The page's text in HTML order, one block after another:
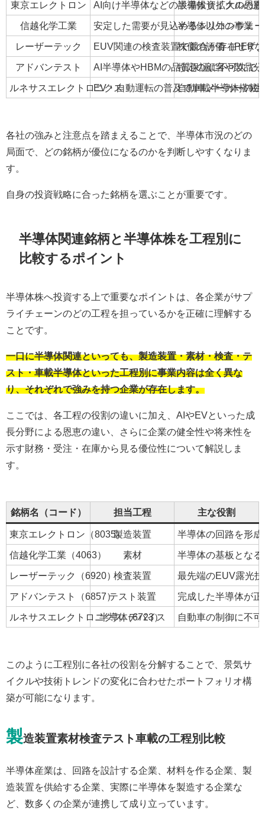
東京エレクトロン AI向け半導体などの設備投資拡大の恩
半導体サイクルの
信越化学工業 安定した需要が見込めるシリコンウェ
半導体以外の事業
レーザーテック EUV関連の検査装置で競合が存在せず
株価の評価（PER
アドバンテスト AI半導体やHBMの品質保証に不可欠で
特定の顧客や製品
ルネサスエレクトロニクスEV・自動運転の普及で車載半導体搭載
自動車メーカーの
各社の強みと注意点を踏まえることで、半導体市況のどの
局面で、どの銘柄が優位になるのかを判断しやすくなりま
す。
自身の投資戦略に合った銘柄を選ぶことが重要です。
半導体関連銘柄と半導体株を工程別に
比較するポイント
半導体株へ投資する上で重要なポイントは、各企業がサプ
ライチェーンのどの工程を担っているかを正確に理解する
ことです。
一口に半導体関連といっても、製造装置・素材・検査・テ
スト・車載半導体といった工程別に事業内容は全く異な
り、それぞれで強みを持つ企業が存在します。
ここでは、各工程の役割の違いに加え、AIやEVといった成
長分野による恩恵の違い、さらに企業の健全性や将来性を
示す財務・受注・在庫から見る優位性について解説しま
す。
銘柄名（コード） 担当工程 主な役割
東京エレクトロン（8035）製造装置 半導体の回路を形
信越化学工業（4063） 素材 半導体の基板とな
レーザーテック（6920）検査装置 最先端のEUV露光
アドバンテスト（6857）テスト装置 完成した半導体が
ルネサスエレクトロニクス（6723）
半導体デバイス 自動車の制御に不
このように工程別に各社の役割を分解することで、景気サ
イクルや技術トレンドの変化に合わせたポートフォリオ構
築が可能になります。
製造装置素材検査テスト車載の工程別比較
半導体産業は、回路を設計する企業、材料を作る企業、製
造装置を供給する企業、実際に半導体を製造する企業な
ど、数多くの企業が連携して成り立っています。